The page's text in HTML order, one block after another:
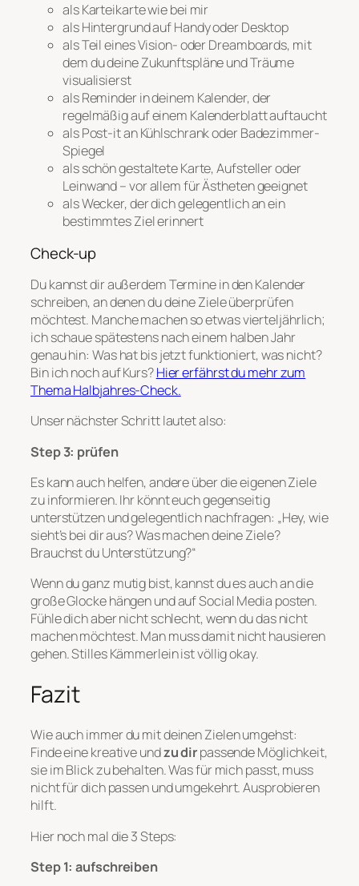
als Karteikarte wie bei mir
als Hintergrund auf Handy oder Desktop
als Teil eines Vision- oder Dreamboards, mit
dem du deine Zukunftspläne und Träume
visualisierst
als Reminder in deinem Kalender, der
regelmäßig auf einem Kalenderblatt auftaucht
als Post-it an Kühlschrank oder Badezimmer-
Spiegel
als schön gestaltete Karte, Aufsteller oder
Leinwand – vor allem für Ästheten geeignet
als Wecker, der dich gelegentlich an ein
bestimmtes Ziel erinnert
Check-up
Du kannst dir außerdem Termine in den Kalender
schreiben, an denen du deine Ziele überprüfen
möchtest. Manche machen so etwas vierteljährlich;
ich schaue spätestens nach einem halben Jahr
genau hin: Was hat bis jetzt funktioniert, was nicht?
Bin ich noch auf Kurs?Hier erfährst du mehr zum
Thema Halbjahres-Check.
Unser nächster Schritt lautet also:
Step 3: prüfen
Es kann auch helfen, andere über die eigenen Ziele
zu informieren. Ihr könnt euch gegenseitig
unterstützen und gelegentlich nachfragen: „Hey, wie
sieht’s bei dir aus? Was machen deine Ziele?
Brauchst du Unterstützung?“
Wenn du ganz mutig bist, kannst du es auch an die
große Glocke hängen und auf Social Media posten.
Fühle dich aber nicht schlecht, wenn du das nicht
machen möchtest. Man muss damit nicht hausieren
gehen. Stilles Kämmerlein ist völlig okay.
Fazit
Wie auch immer du mit deinen Zielen umgehst:
Finde eine kreative undzu dirpassende Möglichkeit,
sie im Blick zu behalten. Was für mich passt, muss
nicht für dich passen und umgekehrt. Ausprobieren
hilft.
Hier noch mal die 3 Steps:
Step 1: aufschreiben